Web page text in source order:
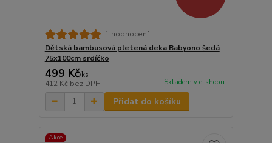
1 hodnocení
Dětská bambusová pletená deka Babyono šedá
75x100cm srdíčko
499 Kč/ks
412 Kč bez DPH Skladem v e-shopu
Přidat do košíku
Akce